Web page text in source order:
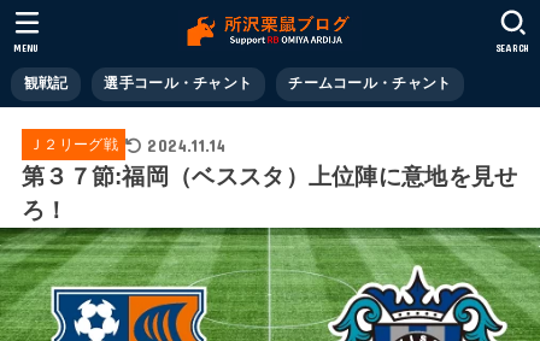
観戦記 選手コール・チャント チームコール・チャント
SEARCH
MENU
Ｊ２リーグ戦 2024.11.14
第３７節:福岡（ベススタ）上位陣に意地を見せ
ろ！